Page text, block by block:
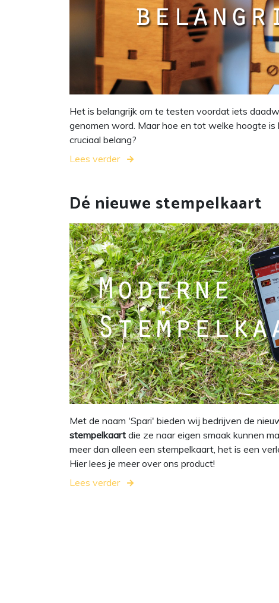
Het is belangrijk om te testen voordat iets
genomen word. Maar hoe en tot welke hoogte is
cruciaal belang?
Lees verder
Dé nieuwe stempelkaart
Met de naam 'Spari' bieden wij bedrijven de
stempelkaart die ze naar eigen smaak kunnen
meer dan alleen een stempelkaart, het is een
Hier lees je meer over ons product!
Lees verder